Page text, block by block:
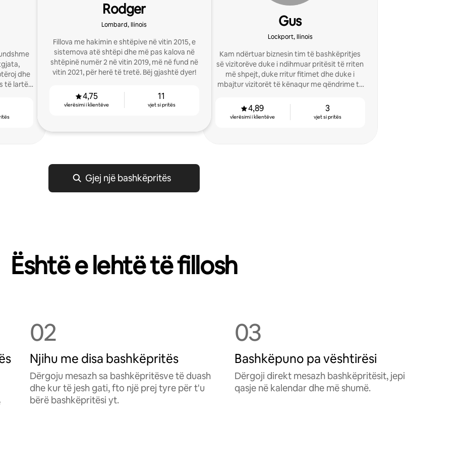
dhe
të lartë
Rodger
Lombard, Ilinois
Fillova me hakimin e shtëpive në vitin 2015, e
sistemova atë shtëpi dhe më pas kalova në
shtëpinë numër 2 në vitin 2019, më në fund në
vitin 2021, për herë të tretë. Bëj gjashtë dyer!
4,75
vlerësimi i klientëve
11
vjet si pritës
Gus
Lockport, Ilinois
Kam ndërtuar biznesin tim të bashkëpritjes
së vizitorëve duke i ndihmuar pritësit të rriten
më shpejt, duke rritur fitimet dhe duke i
mbajtur vizitorët të kënaqur me qëndrime të
bashku
4,89
vlerësimi i klientëve
3
vjet si pritës
Gjej një bashkëpritës
Është e lehtë të fillosh
02
Njihu me disa bashkëpritës
Dërgoju mesazh sa bashkëpritësve të duash
dhe kur të jesh gati, fto një prej tyre për t'u
bërë bashkëpritësi yt.
03
Bashkëpuno pa vështirësi
Dërgoji direkt mesazh bashkëpritësit, jepi
qasje në kalendar dhe më shumë.